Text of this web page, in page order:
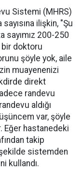
Sistemi (MHRS)
ilişkin, "Şu
sayımız 200-250
bir doktoru
şöyle yok, aile
muayenenizi
direkt
randevu
aldığı
var, şöyle
Eğer hastanedeki
takip
sistemden
kullandı.